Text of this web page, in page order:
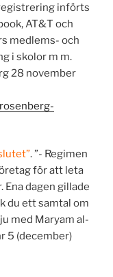
införts
AT&T och
medlems- och
i skolor m m.
28 november
. ”- Regimen
för att leta
Ena dagen gillade
du ett samtal om
med Maryam al-
5 (december)